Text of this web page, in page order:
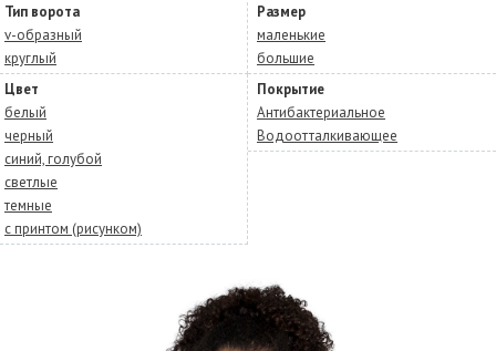
Тип ворота
v-образный
круглый
Размер
маленькие
большие
Цвет
белый
черный
синий, голубой
светлые
темные
с принтом (рисунком)
Покрытие
Антибактериальное
Водоотталкивающее